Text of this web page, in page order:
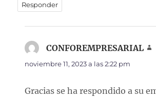
Responder
CONFOREMPRESARIAL
noviembre 11, 2023 a las 2:22 pm
Gracias se ha respondido a su